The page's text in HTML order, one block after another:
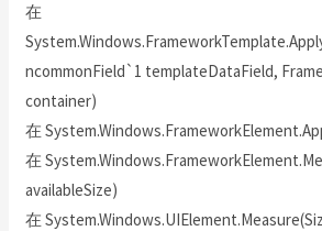
在
ncommonField`1 templateDataField,
container)
在
在
availableSize)
在